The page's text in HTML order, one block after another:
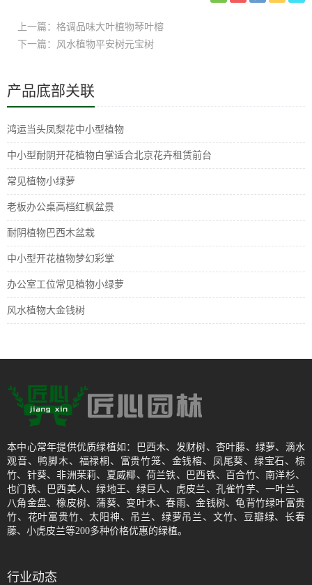
上一篇：格调品味大叶植物琴叶榕
下一篇：风水植物平安树元宝树
产品底部关联
鸿运当头凤梨花中小型植物
中小型耐阴开花植物白掌适合北京花卉租赁前台
常见植物小绿萝
老板办公桌高档红枫盆景
耐阴植物巴西木盆栽
中小型开花植物梦幻彩掌
办公室工位常见植物小绿萝
风水植物大金钱树
本中心常年提供优质绿植如：巴西木、发财树、杏叶藤、绿萝、滴水
观音、鸭脚木、福禄桐、富贵竹笼、金钱榕、凤尾葵、绿宝石、棕
竹、针葵、非洲茉莉、夏威椰、荷兰铁、巴西铁、百合竹、南洋杉、
也门铁、巴西美人、绿地王、绿巨人、虎皮兰、孔雀竹芋、一叶兰、
八角金盘、橡皮树、蒲葵、变叶木、春雨、金钱树、龟背竹绿叶富贵
竹、花叶富贵竹、太阳神、吊兰、绿萝吊兰、文竹、豆瓣绿、长春
藤、小虎皮兰等200多种价格优惠的绿植。
行业动态